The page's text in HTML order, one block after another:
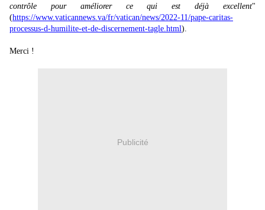
contrôle pour améliorer ce qui est déjà excellent"
(https://www.vaticannews.va/fr/vatican/news/2022-11/pape-caritas-
processus-d-humilite-et-de-discernement-tagle.html).
Merci !
Publicité